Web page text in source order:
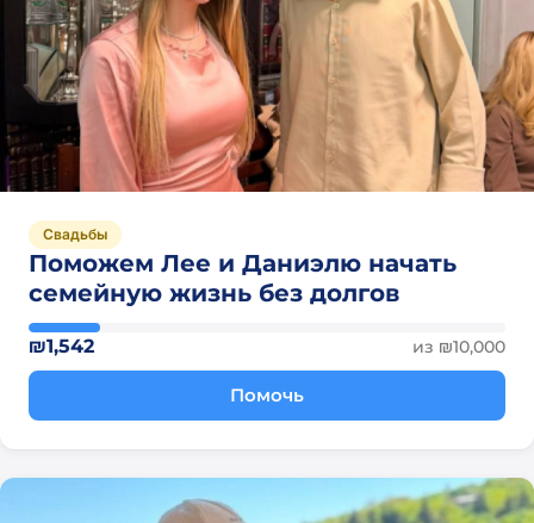
Свадьбы
Поможем Лее и Даниэлю начать
семейную жизнь без долгов
₪1,542 из ₪10,000
Помочь